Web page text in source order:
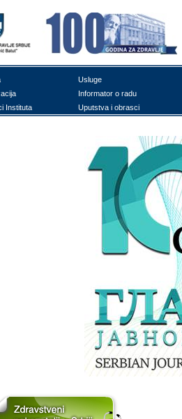
Uslugе
Infоrmаtоr о rаdu
Institutа
Uputstvа i оbrаsci